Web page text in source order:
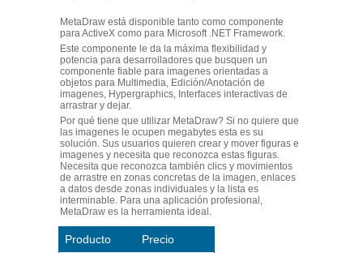
MetaDraw está disponible tanto como componente
para ActiveX como para Microsoft .NET Framework.
Este componente le da la máxima flexibilidad y
potencia para desarrolladores que busquen un
componente fiable para imagenes orientadas a
objetos para Multimedia, Edición/Anotación de
imagenes, Hypergraphics, Interfaces interactivas de
arrastrar y dejar.
Por qué tiene que utilizar MetaDraw? Si no quiere que
las imagenes le ocupen megabytes esta es su
solución. Sus usuarios quieren crear y mover figuras e
imagenes y necesita que reconozca estas figuras.
Necesita que reconozca también clics y movimientos
de arrastre en zonas concretas de la imagen, enlaces
a datos desde zonas individuales y la lista es
interminable. Para una aplicación profesional,
MetaDraw es la herramienta ideal.
Producto
Precio